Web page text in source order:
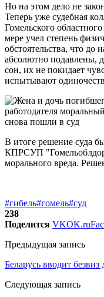
Но на этом дело не
Теперь уже судебная
Гомельского
мере учел степень
обстоятельства, что до
абсолютно подавлены,
сон, их не покидает
испытывают
В итоге решение суда
КПРСУП
морального вреда.
#гибель#гомель#суд
238
Поделится VKOK.ru
Предыдущая запись
Беларусь вводит
Следующая запись